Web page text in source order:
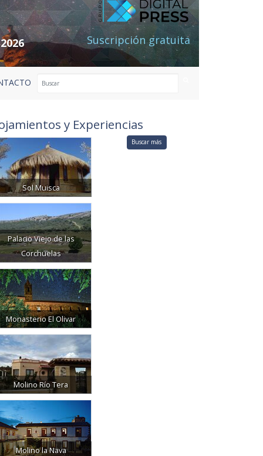
Suscripción gratuita
y Experiencias
Sol Muisca
Palacio Viejo de las
Corchuelas
Monasterio El Olivar
Molino Río Tera
Molino la Nava
Buscar más